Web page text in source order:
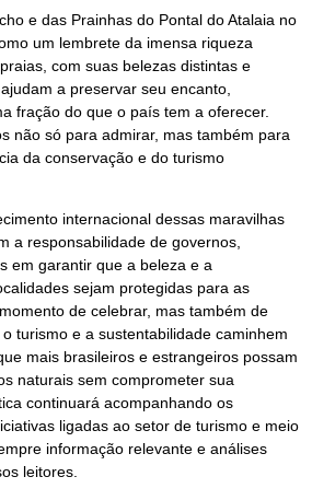
e das Prainhas do Pontal do Atalaia no
um lembrete da imensa riqueza
com suas belezas distintas e
a preservar seu encanto,
fração do que o país tem a oferecer.
não só para admirar, mas também para
da conservação e do turismo
internacional dessas maravilhas
a responsabilidade de governos,
em garantir que a beleza e a
sejam protegidas para as
de celebrar, mas também de
turismo e a sustentabilidade caminhem
mais brasileiros e estrangeiros possam
naturais sem comprometer sua
continuará acompanhando os
ligadas ao setor de turismo e meio
informação relevante e análises
leitores.